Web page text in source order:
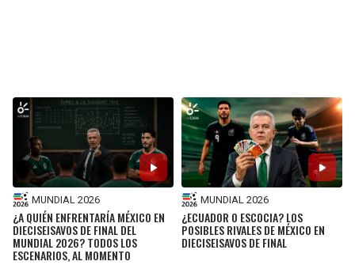
MUNDIAL 2026
¿A QUIÉN ENFRENTARÍA MÉXICO EN
DIECISEISAVOS DE FINAL DEL
MUNDIAL 2026? TODOS LOS
ESCENARIOS, AL MOMENTO
MUNDIAL 2026
¿ECUADOR O ESCOCIA? LOS
POSIBLES RIVALES DE MÉXICO EN
DIECISEISAVOS DE FINAL